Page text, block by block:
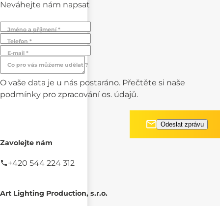
Neváhejte nám napsat
Jméno a příjmení *
Telefon *
E-mail *
Co pro vás můžeme udělat ?
O vaše data je u nás postaráno. Přečtěte si naše
podmínky pro zpracování os. údajů.
Zavolejte nám
+420 544 224 312
Art Lighting Production, s.r.o.